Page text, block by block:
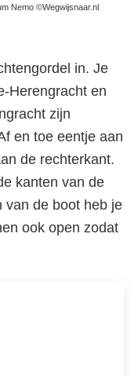
Nemo ©Wegwijsnaar.nl
in. Je
Herengracht en
zijn
en toe eentje aan
de rechterkant.
kanten van de
van de boot heb je
ook open zodat